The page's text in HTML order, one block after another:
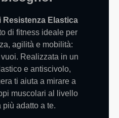
Resistenza Elastica
di fitness ideale per
agilità e mobilità:
Realizzata in un
e antiscivolo,
ti aiuta a mirare a
muscolari al livello
più adatto a te.